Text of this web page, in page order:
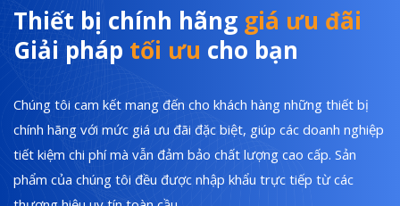
Thiết bị chính hãng giá ưu đãi
Giải pháp tối ưu cho bạn
Chúng tôi cam kết mang đến cho khách hàng những thiết bị
chính hãng với mức giá ưu đãi đặc biệt, giúp các doanh nghiệp
tiết kiệm chi phí mà vẫn đảm bảo chất lượng cao cấp. Sản
phẩm của chúng tôi đều được nhập khẩu trực tiếp từ các